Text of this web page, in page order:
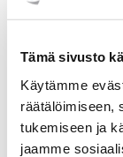
Tämä sivusto
Käytämme
räätälöimiseen,
tukemiseen ja
jaamme
2025
2024